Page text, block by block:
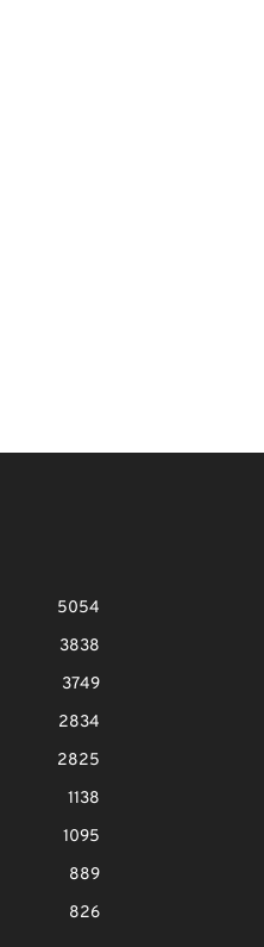
5054
3838
3749
2834
2825
1138
1095
889
826